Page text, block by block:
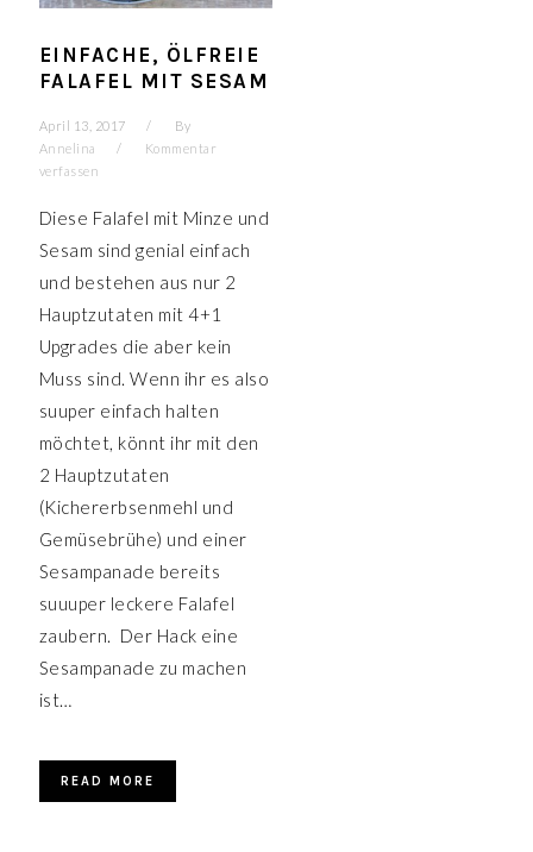
EINFACHE, ÖLFREIE
FALAFEL MIT SESAM
April 13, 2017
By
Annelina
Kommentar
verfassen
Diese Falafel mit Minze und
Sesam sind genial einfach
und bestehen aus nur 2
Hauptzutaten mit 4+1
Upgrades die aber kein
Muss sind. Wenn ihr es also
suuper einfach halten
möchtet, könnt ihr mit den
2 Hauptzutaten
(Kichererbsenmehl und
Gemüsebrühe) und einer
Sesampanade bereits
suuuper leckere Falafel
zaubern. Der Hack eine
Sesampanade zu machen
ist…
READ MORE